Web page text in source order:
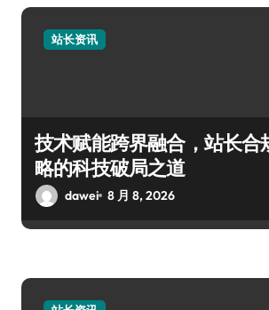
站长资讯
技术赋能跨界融合，站长合
略的科技破局之道
dawei 8 月 8, 2026